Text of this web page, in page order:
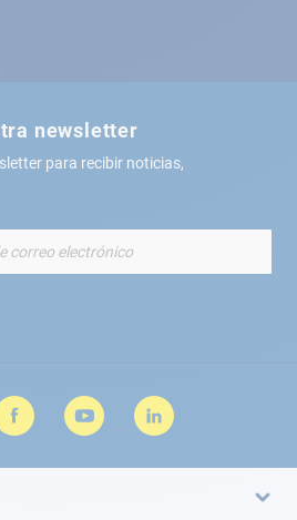
newsletter
para recibir noticias,